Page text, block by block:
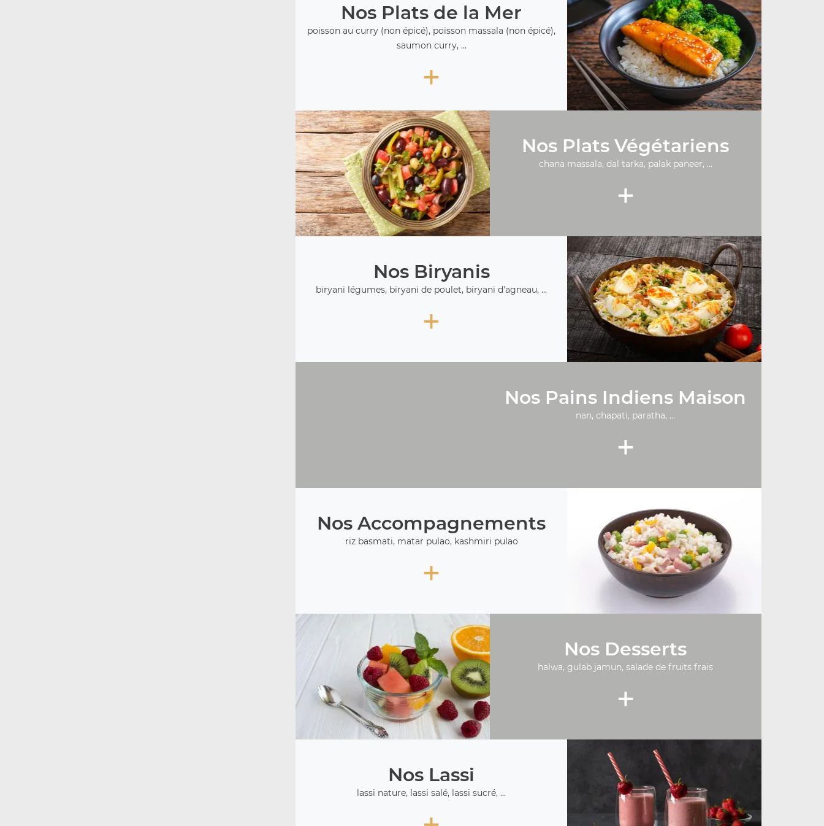
Nos Plats de la Mer
poisson au curry (non épicé), poisson massala (non épicé),
saumon curry, ...
+
Nos Plats Végétariens
chana massala, dal tarka, palak paneer, ...
+
Nos Biryanis
biryani légumes, biryani de poulet, biryani d'agneau, ...
+
Nos Pains Indiens Maison
nan, chapati, paratha, ...
+
Nos Accompagnements
riz basmati, matar pulao, kashmiri pulao
+
Nos Desserts
halwa, gulab jamun, salade de fruits frais
+
Nos Lassi
lassi nature, lassi salé, lassi sucré, ...